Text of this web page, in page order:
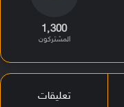
1٬300
المشتركون
تعليقات